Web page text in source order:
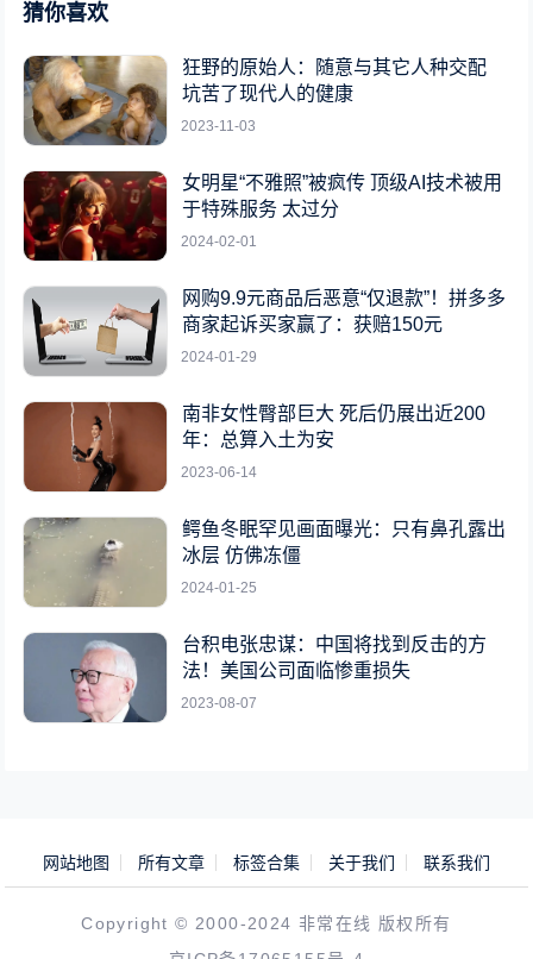
猜你喜欢
狂野的原始人：随意与其它人种交配
坑苦了现代人的健康
2023-11-03
女明星“不雅照”被疯传 顶级AI技术被用
于特殊服务 太过分
2024-02-01
网购9.9元商品后恶意“仅退款”！拼多多
商家起诉买家赢了：获赔150元
2024-01-29
南非女性臀部巨大 死后仍展出近200
年：总算入土为安
2023-06-14
鳄鱼冬眠罕见画面曝光：只有鼻孔露出
冰层 仿佛冻僵
2024-01-25
台积电张忠谋：中国将找到反击的方
法！美国公司面临惨重损失
2023-08-07
网站地图 所有文章 标签合集 关于我们 联系我们
Copyright © 2000-2024 非常在线 版权所有